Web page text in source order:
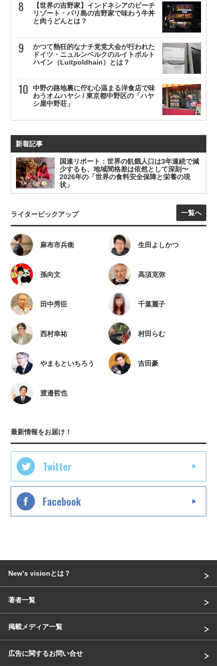
【世界の吉野家】インドネシアのビーチ
リゾート・バリ島の吉野家で味わう牛丼
と肉うどんとは？
かつて熱狂的なナチ党党大会が行われた
ドイツ・ニュルンベルクのルイトポルト
ハイン（Luitpoldhain）とは？
中野の路地裏に佇む心温まる洋食店で味
わうオムハヤシ / 東京都中野区の「ハヤ
シ屋中野荘」
新着記事
国連リポート：世界の飢餓人口は3年連続で減
少するも、地域間格差は依然として深刻〜
2026年の「世界の食料安全保障と栄養の現
状」
ライターピックアップ 一覧へ
麻布市兵衛 生田よしかつ
孫向文 高須克弥
田中秀臣 千葉麗子
西村幸祐 村田らむ
やまもといちろう 吉田豪
渡邉哲也
最新情報をお届け！
Twitter
Facebook
Newʼs visionとは？
著者一覧
掲載メディア一覧
広告に関するお問い合せ